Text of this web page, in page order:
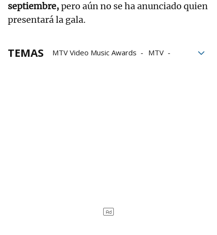
septiembre,pero aún no se ha anunciado quien
presentará la gala.
TEMAS MTV Video Music Awards
MTV